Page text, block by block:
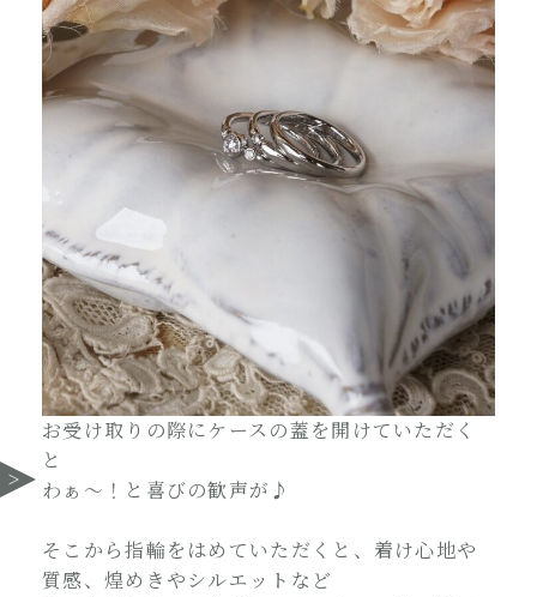
お受け取りの際にケースの蓋を開けていただく
と
わぁ～！と喜びの歓声が♪
そこから指輪をはめていただくと、着け心地や
質感、煌めきやシルエットなど